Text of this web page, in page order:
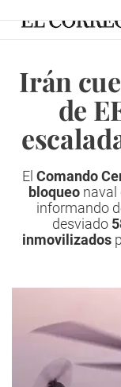
Irán
de
El Comando
bloqueo naval
informando
desviado
inmovilizados